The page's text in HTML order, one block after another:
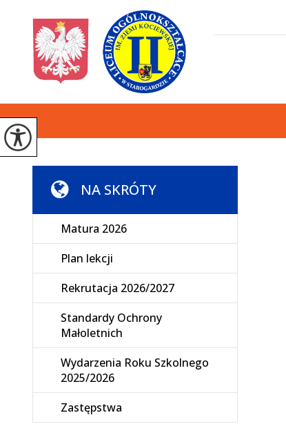
NA SKRÓTY
Matura 2026
Plan lekcji
Rekrutacja 2026/2027
Standardy Ochrony
Małoletnich
Wydarzenia Roku Szkolnego
2025/2026
Zastępstwa